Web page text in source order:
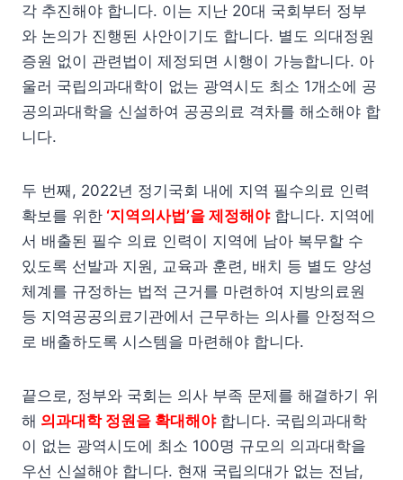
각 추진해야 합니다. 이는 지난 20대 국회부터 정부
와 논의가 진행된 사안이기도 합니다. 별도 의대정원
증원 없이 관련법이 제정되면 시행이 가능합니다. 아
울러 국립의과대학이 없는 광역시도 최소 1개소에 공
공의과대학을 신설하여 공공의료 격차를 해소해야 합
니다.
두 번째, 2022년 정기국회 내에 지역 필수의료 인력
확보를 위한 ‘지역의사법’을 제정해야합니다. 지역에
서 배출된 필수 의료 인력이 지역에 남아 복무할 수
있도록 선발과 지원, 교육과 훈련, 배치 등 별도 양성
체계를 규정하는 법적 근거를 마련하여 지방의료원
등 지역공공의료기관에서 근무하는 의사를 안정적으
로 배출하도록 시스템을 마련해야 합니다.
끝으로, 정부와 국회는 의사 부족 문제를 해결하기 위
해 의과대학 정원을 확대해야합니다. 국립의과대학
이 없는 광역시도에 최소 100명 규모의 의과대학을
우선 신설해야 합니다. 현재 국립의대가 없는 전남,